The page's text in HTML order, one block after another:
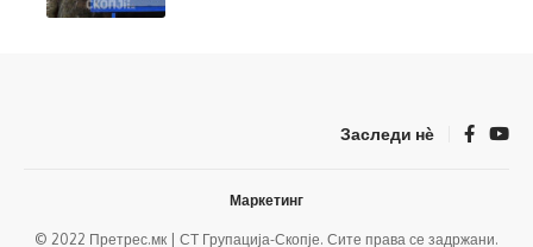
Заследи нѐ
© 2022 Претрес.мк | СТ Групација-Скопје. Сите права се задржани.
Маркетинг